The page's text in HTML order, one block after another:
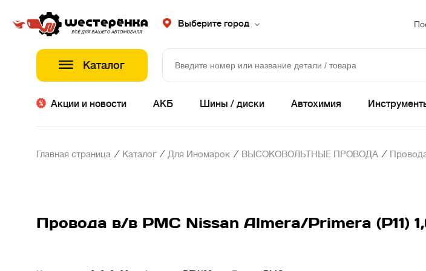
Выберите город
Каталог
Акции и новости АКБ Шины / диски Автохимия
Главная страница / Каталог / Для Иномарок / ВЫСОКОВОЛЬТНЫЕ ПРОВОДА /
Провода в/в PMC Nissan Almera/Primera (P11)